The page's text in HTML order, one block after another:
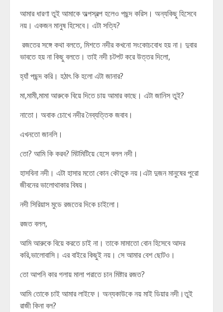
আমার ধারণা তুই আমাকে অল্পস্বল্প হলেও পছন্দ করিস। অন্যকিছু হিসেবে
নয়। একজন মানুষ হিসেবে। এটা সত্যি?
রজতের সঙ্গে কথা বলতে, মিশতে নদীর কখনো সংকোচবোধ হয় না। দুবার
ভাবতে হয় না কিছু বলতে। তাই নদী চটপট করে উত্তর দিলো,
হ্যাঁ পছন্দ করি। হঠাৎ কি হলো এটা জানার?
মা,মামী,মামা আরুকে বিয়ে দিতে চায় আমার কাছে। এটা জানিস তুই?
নাতো। অবাক চোখে নদীর নৈব্যত্তিক জবাব।
এখনতো জানলি।
তো? আমি কি করব? মিটমিটিয়ে হেসে বলল নদী।
হাসবিনা নদী। এটা হাসার মতো কোন কৌতুক নয়।এটা দুজন মানুষের পুরো
জীবনের ভালোথাকার বিষয়।
নদী সিরিয়াস মুডে রজতের দিকে চাইলো।
রজত বলল,
আমি আরুকে বিয়ে করতে চাই না। তাকে মামাতো বোন হিসেবে আদর
করি,ভালোবাসি। এর বাইরে কিছুই নয়। সে আমার বেশ ছোটও।
তো আপনি কার গলায় মালা পরাতে চান মিষ্টার রজত?
আমি তোকে চাই আমার লাইফে। অন্যকাউকে নয় মাই ডিয়ার নদী।তুই
রাজী কিনা বল?